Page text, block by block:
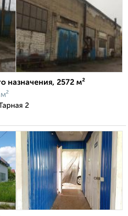
назначения, 2572 м²
2